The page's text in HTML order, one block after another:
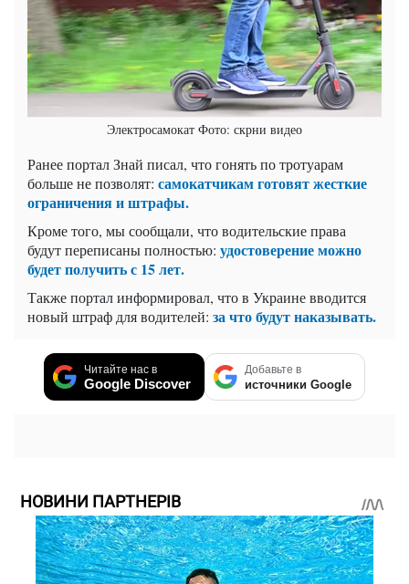
Электросамокат Фото: скрни видео
Ранее портал Знай писал, что гонять по тротуарам
больше не позволят: самокатчикам готовят жесткие
ограничения и штрафы.
Кроме того, мы сообщали, что водительские права
будут переписаны полностью: удостоверение можно
будет получить с 15 лет.
Также портал информировал, что в Украине вводится
новый штраф для водителей: за что будут наказывать.
Читайте нас в
Google Discover
Добавьте в
источники Google
НОВИНИ ПАРТНЕРІВ